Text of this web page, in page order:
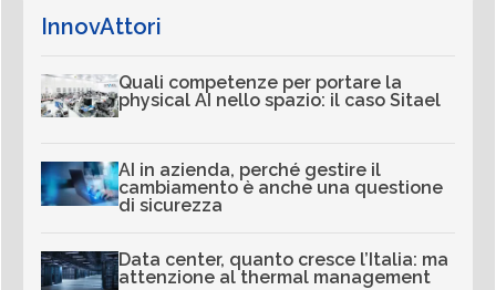
InnovAttori
Quali competenze per portare la
physical AI nello spazio: il caso Sitael
AI in azienda, perché gestire il
cambiamento è anche una questione
di sicurezza
Data center, quanto cresce l’Italia: ma
attenzione al thermal management